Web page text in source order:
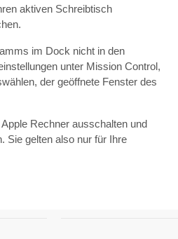
aktiven Schreibtisch
im Dock nicht in den
unter Mission Control,
der geöffnete Fenster des
Rechner ausschalten und
Sie gelten also nur für Ihre